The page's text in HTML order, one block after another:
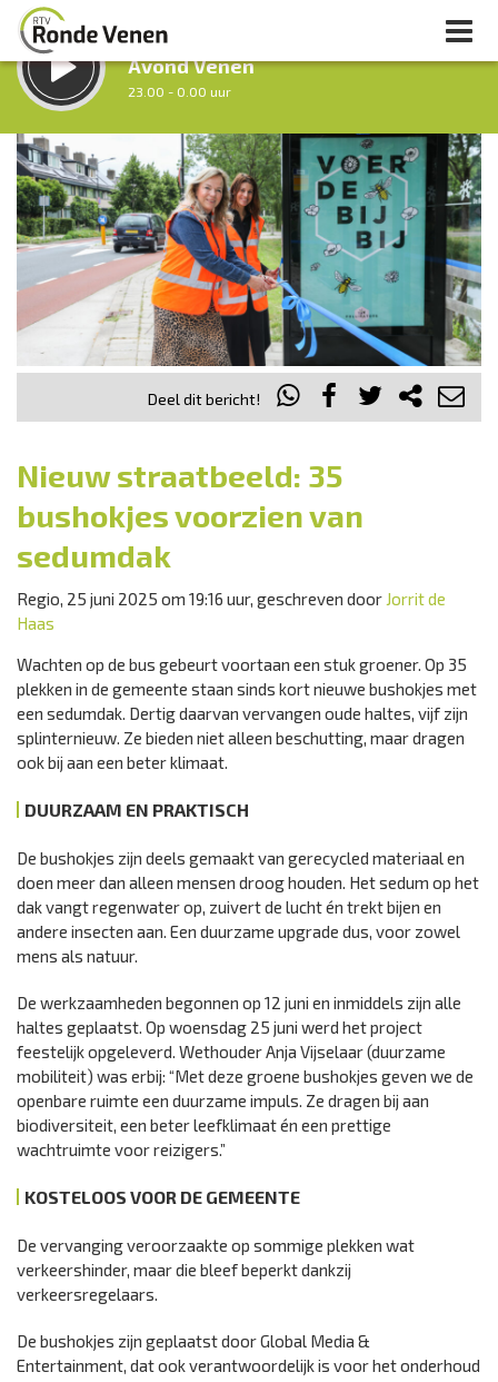
LUISTER LIVE:
Avond Venen
23.00 - 0.00 uur
STRAKS:
Nacht van De Ronde Venen
0.00 - 7.00 uur
Vorig uur
uur 1 van 0 Volgend uur
Inklappen
Deel dit bericht!
Nieuw straatbeeld: 35
bushokjes voorzien van
sedumdak
Regio, 25 juni 2025 om 19:16 uur, geschreven door Jorrit de
Haas
Wachten op de bus gebeurt voortaan een stuk groener. Op 35
plekken in de gemeente staan sinds kort nieuwe bushokjes met
een sedumdak. Dertig daarvan vervangen oude haltes, vijf zijn
splinternieuw. Ze bieden niet alleen beschutting, maar dragen
ook bij aan een beter klimaat.
DUURZAAM EN PRAKTISCH
De bushokjes zijn deels gemaakt van gerecycled materiaal en
doen meer dan alleen mensen droog houden. Het sedum op het
dak vangt regenwater op, zuivert de lucht én trekt bijen en
andere insecten aan. Een duurzame upgrade dus, voor zowel
mens als natuur.
De werkzaamheden begonnen op 12 juni en inmiddels zijn alle
haltes geplaatst. Op woensdag 25 juni werd het project
feestelijk opgeleverd. Wethouder Anja Vijselaar (duurzame
mobiliteit) was erbij: “Met deze groene bushokjes geven we de
openbare ruimte een duurzame impuls. Ze dragen bij aan
biodiversiteit, een beter leefklimaat én een prettige
wachtruimte voor reizigers.”
KOSTELOOS VOOR DE GEMEENTE
De vervanging veroorzaakte op sommige plekken wat
verkeershinder, maar die bleef beperkt dankzij
verkeersregelaars.
De bushokjes zijn geplaatst door Global Media &
Entertainment, dat ook verantwoordelijk is voor het onderhoud